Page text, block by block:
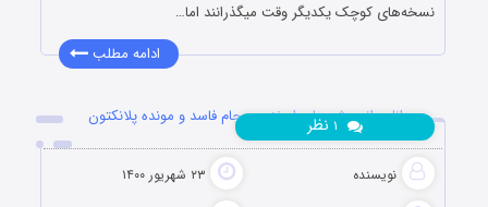
نسخه‌های کوچک یکدیگر وقت میگذرانند اما…
ادامه مطلب
دانلود انیمیشن باب اسفنجی: چام فاسد و مونده پلانکتون
نویسنده ۲۳ شهریور ۱۴۰۰
نظر